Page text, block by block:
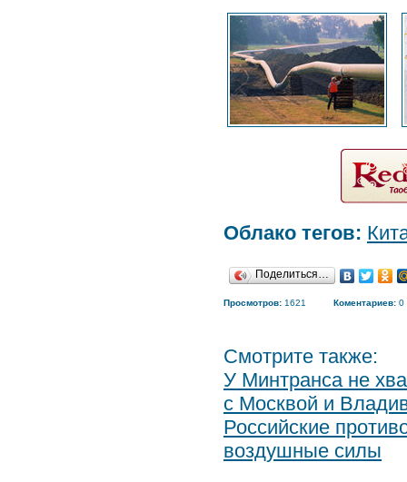
Облако тегов:
Поделиться…
Просмотров: 1621 Коментариев: 0
Смотрите также:
У Минтранса не
с Москвой и
Российские
воздушные силы